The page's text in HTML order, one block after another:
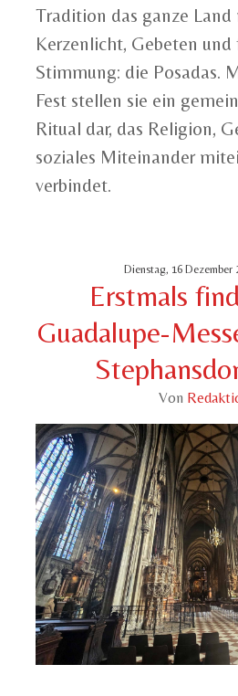
Tradition das ganze
Kerzenlicht, Gebeten
Stimmung: die Posadas.
Fest stellen sie ein
Ritual dar, das Religion,
soziales Miteinander
verbindet.
Dienstag, 16 Dezember
Erstmals
Guadalupe-
Von